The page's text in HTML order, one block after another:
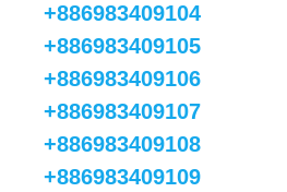
+886983409104
+886983409105
+886983409106
+886983409107
+886983409108
+886983409109